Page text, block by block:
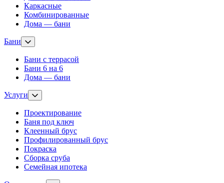
Каркасные
Комбинированные
Дома — бани
Бани
Бани с террасой
Бани 6 на 6
Дома — бани
Услуги
Проектирование
Баня под ключ
Клеенный брус
Профилированный брус
Покраска
Сборка сруба
Семейная ипотека